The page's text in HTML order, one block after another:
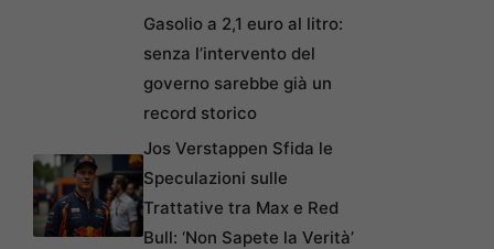
Gasolio a 2,1 euro al litro:
senza l’intervento del
governo sarebbe già un
record storico
Jos Verstappen Sfida le
Speculazioni sulle
Trattative tra Max e Red
Bull: ‘Non Sapete la Verità’